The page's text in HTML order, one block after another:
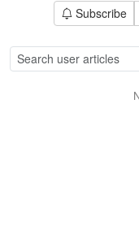
Subscribe